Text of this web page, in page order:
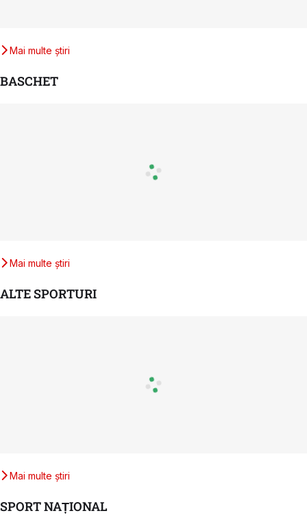
Mai multe știri
BASCHET
Mai multe știri
ALTE SPORTURI
Mai multe știri
SPORT NAȚIONAL